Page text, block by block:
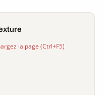
la page (Ctrl+F5)